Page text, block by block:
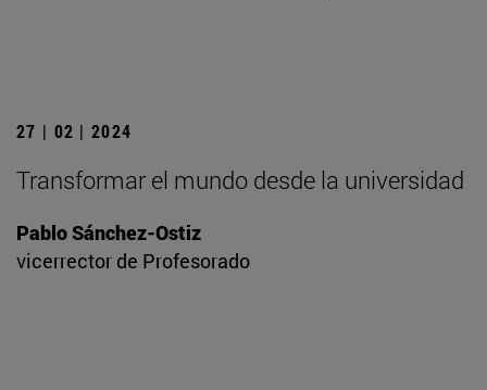
27 | 02 | 2024
Transformar el mundo desde la universidad
Pablo Sánchez-Ostiz
vicerrector de Profesorado